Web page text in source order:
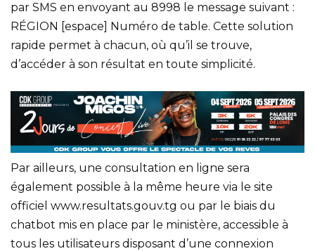
par SMS en envoyant au 8998 le message suivant :
RÉGION [espace] Numéro de table. Cette solution
rapide permet à chacun, où qu’il se trouve,
d’accéder à son résultat en toute simplicité.
Par ailleurs, une consultation en ligne sera
également possible à la même heure via le site
officiel www.resultats.gouv.tg ou par le biais du
chatbot mis en place par le ministère, accessible à
tous les utilisateurs disposant d’une connexion